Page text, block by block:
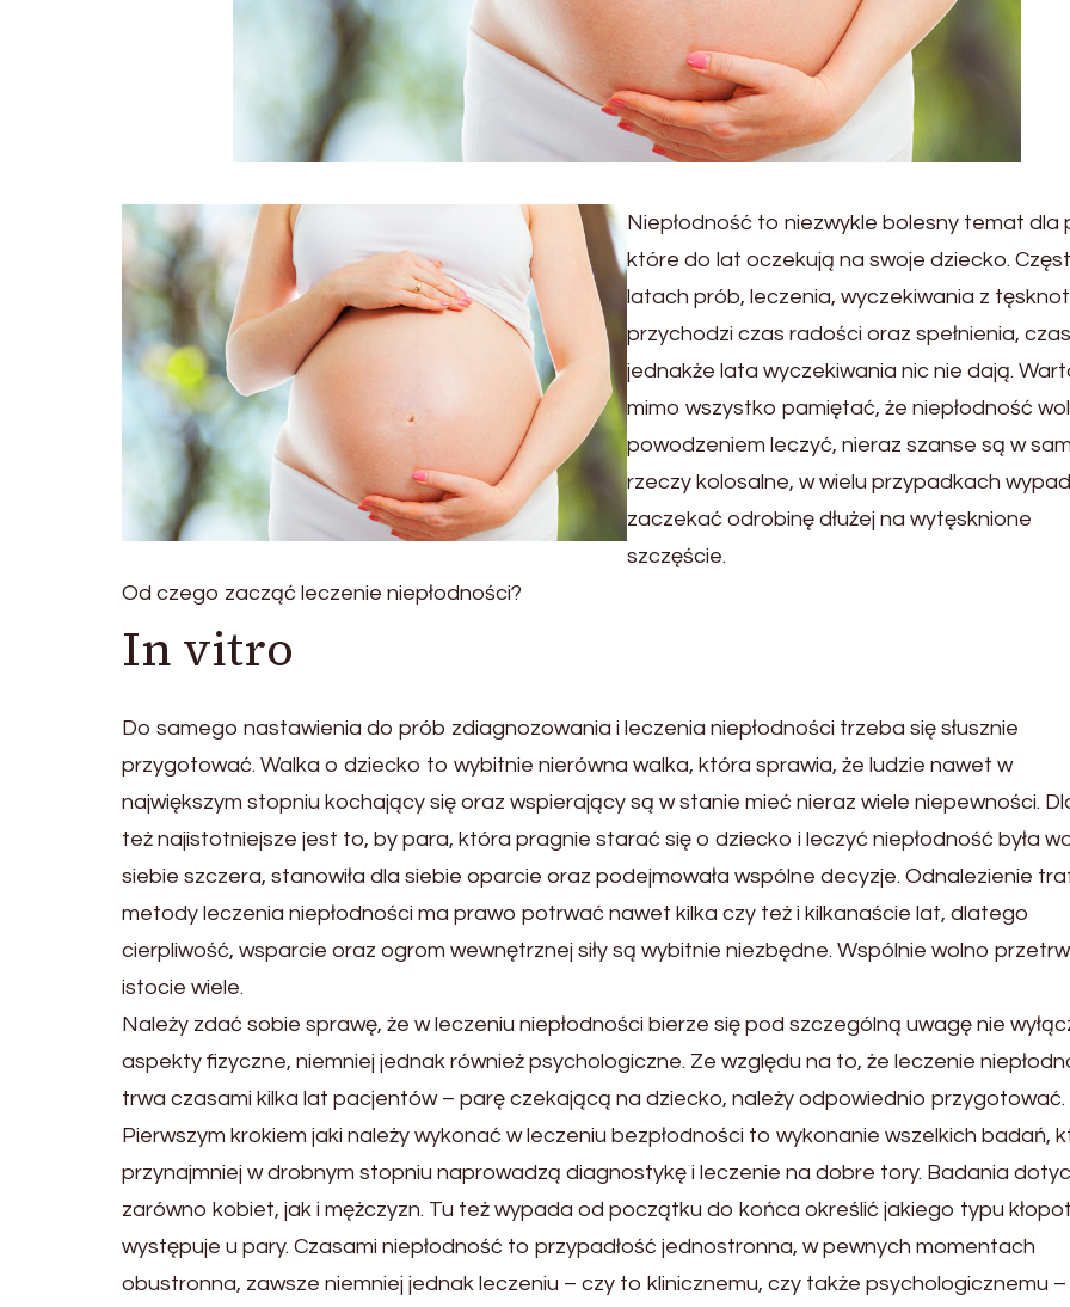
Niepłodność to niezwykle bolesny temat dla
które do lat oczekują na swoje dziecko.
latach prób, leczenia, wyczekiwania z
przychodzi czas radości oraz spełnienia,
jednakże lata wyczekiwania nic nie dają.
mimo wszystko pamiętać, że niepłodność
powodzeniem leczyć, nieraz szanse są w
rzeczy kolosalne, w wielu przypadkach
zaczekać odrobinę dłużej na wytęsknione
szczęście.
Od czego zacząć leczenie niepłodności?
In vitro
Do samego nastawienia do prób zdiagnozowania i leczenia niepłodności trzeba się słusznie
przygotować. Walka o dziecko to wybitnie nierówna walka, która sprawia, że ludzie nawet w
największym stopniu kochający się oraz wspierający są w stanie mieć nieraz wiele niepewności.
też najistotniejsze jest to, by para, która pragnie starać się o dziecko i leczyć niepłodność była
siebie szczera, stanowiła dla siebie oparcie oraz podejmowała wspólne decyzje. Odnalezienie
metody leczenia niepłodności ma prawo potrwać nawet kilka czy też i kilkanaście lat, dlatego
cierpliwość, wsparcie oraz ogrom wewnętrznej siły są wybitnie niezbędne. Wspólnie wolno
istocie wiele.
Należy zdać sobie sprawę, że w leczeniu niepłodności bierze się pod szczególną uwagę nie
aspekty fizyczne, niemniej jednak również psychologiczne. Ze względu na to, że leczenie
trwa czasami kilka lat pacjentów – parę czekającą na dziecko, należy odpowiednio przygotować.
Pierwszym krokiem jaki należy wykonać w leczeniu bezpłodności to wykonanie wszelkich badań,
przynajmniej w drobnym stopniu naprowadzą diagnostykę i leczenie na dobre tory. Badania
zarówno kobiet, jak i mężczyzn. Tu też wypada od początku do końca określić jakiego typu
występuje u pary. Czasami niepłodność to przypadłość jednostronna, w pewnych momentach
obustronna, zawsze niemniej jednak leczeniu – czy to klinicznemu, czy także psychologicznemu –